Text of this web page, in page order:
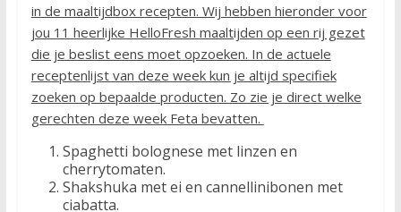
in de maaltijdbox recepten. Wij hebben hieronder voor
jou 11 heerlijke HelloFresh maaltijden op een rij gezet
die je beslist eens moet opzoeken. In de actuele
receptenlijst van deze week kun je altijd specifiek
zoeken op bepaalde producten. Zo zie je direct welke
gerechten deze week Feta bevatten.
Spaghetti bolognese met linzen en
cherrytomaten.
Shakshuka met ei en cannellinibonen met
ciabatta.